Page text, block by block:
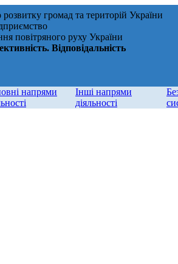
розвитку громад та територій України
повітряного руху України
Відповідальність
напрями
Інші напрями
діяльності